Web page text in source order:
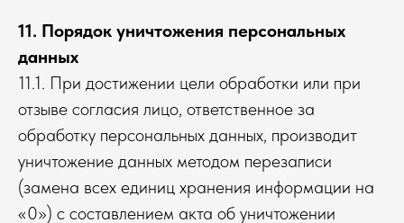
11. Порядок уничтожения персональных
данных
11.1. При достижении цели обработки или при
отзыве согласия лицо, ответственное за
обработку персональных данных, производит
уничтожение данных методом перезаписи
(замена всех единиц хранения информации на
«0») с составлением акта об уничтожении